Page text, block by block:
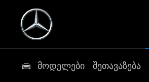
მოდელები შეთავაზება